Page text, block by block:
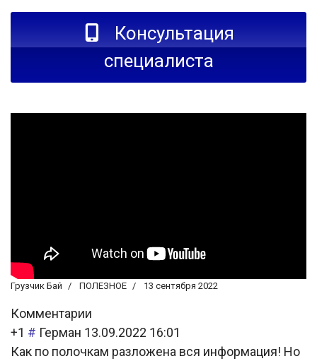
Консультация
специалиста
Грузчик Бай ПОЛЕЗНОЕ 13 сентября 2022
Комментарии
+1 # Герман 13.09.2022 16:01
Как по полочкам разложена вся информация! Но